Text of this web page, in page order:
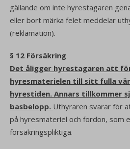
gällande om inte hyrestagaren
eller bort märka felet meddelar
(reklamation).
§ 12 Försäkring
Det åligger hyrestagaren att
hyresmaterielen till sitt fulla
hyrestiden. Annars tillkommer
basbelopp. Uthyraren svarar för
på hyresmateriel och fordon, som
försäkringspliktiga.